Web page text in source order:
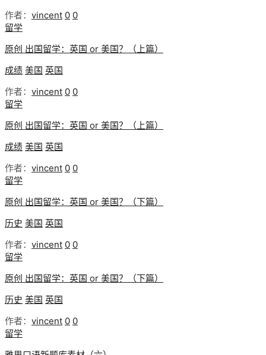
作者： vincent 0 0
留学
原创 出国留学：英国 or 美国？（上篇）
成绩 美国 英国
作者： vincent 0 0
留学
原创 出国留学：英国 or 美国？（上篇）
成绩 美国 英国
作者： vincent 0 0
留学
原创 出国留学：英国 or 美国？（下篇）
历史 美国 英国
作者： vincent 0 0
留学
原创 出国留学：英国 or 美国？（下篇）
历史 美国 英国
作者： vincent 0 0
留学